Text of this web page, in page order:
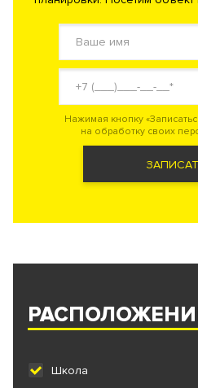
Нажимая кнопку
на обработку своих
Школа